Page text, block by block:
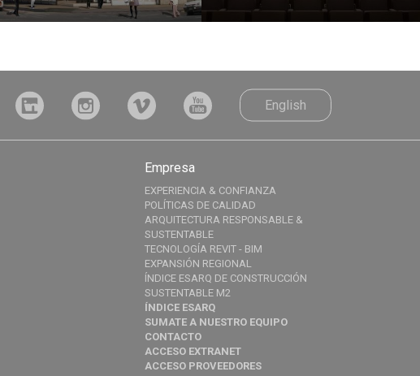
English
Empresa
EXPERIENCIA & CONFIANZA
POLÍTICAS DE CALIDAD
ARQUITECTURA RESPONSABLE &
SUSTENTABLE
TECNOLOGÍA REVIT - BIM
EXPANSIÓN REGIONAL
ÍNDICE ESARQ DE CONSTRUCCIÓN
SUSTENTABLE M2
ÍNDICE ESARQ
SUMATE A NUESTRO EQUIPO
CONTACTO
ACCESO EXTRANET
ACCESO PROVEEDORES